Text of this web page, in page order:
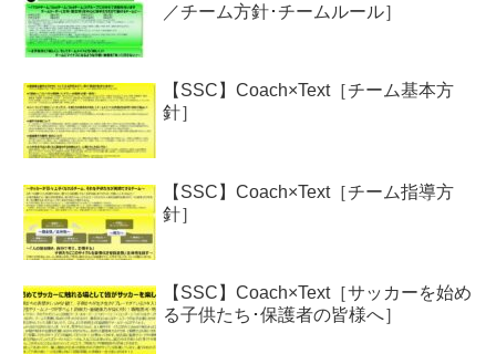
／チーム方針･チームルール］
【SSC】Coach×Text［チーム基本方
針］
【SSC】Coach×Text［チーム指導方
針］
【SSC】Coach×Text［サッカーを始め
る子供たち･保護者の皆様へ］